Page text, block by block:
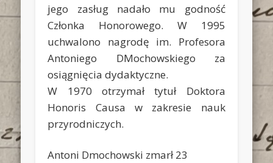
jego zasług nadało mu godność
Członka Honorowego. W 1995
uchwalono nagrodę im. Profesora
Antoniego DMochowskiego za
osiągnięcia dydaktyczne.
W 1970 otrzymał tytuł Doktora
Honoris Causa w zakresie nauk
przyrodniczych.
Antoni Dmochowski zmarł 23